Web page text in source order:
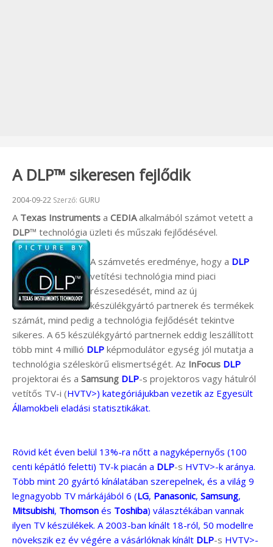
A DLP™ sikeresen fejlődik
Beküldve:
2004-09-22 Szerző: GURU
A Texas Instruments a CEDIAalkalmából számot vetett a
DLP™ technológia üzleti és műszaki fejlődésével.
A számvetés eredménye, hogy a DLP
vetítési technológia mind piaci
részesedését, mind az új
készülékgyártó partnerek és termékek
számát, mind pedig a technológia fejlődését tekintve
sikeres. A 65 készülékgyártó partnernek eddig leszállított
több mint 4 millió DLP képmodulátor egység jól mutatja a
technológia széleskörű elismertségét. Az InFocus DLP
projektorai és a Samsung DLP-s projektoros vagy hátulról
vetítős TV-i (HVTV>) kategóriájukban vezetik az Egyesült
Államokbeli eladási statisztikákat.
Rövid két éven belül 13%-ra nőtt a nagyképernyős (100
centi képátló feletti) TV-k piacán a DLP-s HVTV>-k aránya.
Több mint 20 gyártó kínálatában szerepelnek, és a világ 9
legnagyobb TV márkájából 6 (LG, Panasonic, Samsung,
Mitsubishi, Thomson és Toshiba) választékában vannak
ilyen TV készülékek. A 2003-ban kínált 18-ról, 50 modellre
növekszik ez év végére a vásárlóknak kínált DLP-s HVTV>-